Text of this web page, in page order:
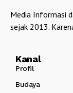
Media Informasi
sejak 2013.
Kanal
Profil
Budaya